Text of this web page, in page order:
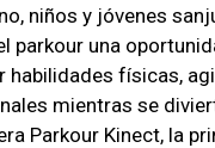
niños y jóvenes
parkour una
habilidades físicas,
mientras se
Parkour Kinect, la